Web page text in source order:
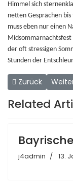
Himmel sich
netten Gesprächen
muss eben nur einen
der oft stressigen
Stunden der
Vorheriger
Zurück
Related
j4admin 13.